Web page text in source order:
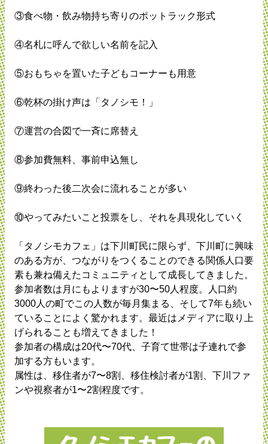
③食べ物・飲み物持ち寄りのポットラック形式
④名札に呼んで欲しい名前を記入
⑤おもちゃを置いた子どもコーナーも用意
⑥乾杯の掛け声は「タノシモ！」
⑦運営の合図で一斉に席替え
⑧参加費無料、事前申込無し
⑨終わった後二次会に流れることが多い
⑩やってみたいこと投票をし、それを具現化していく
「タノシモカフェ」は下川町民に限らず、下川町に興味
のある方が、つながりをつくることのできる関係人口要
素も兼ね備えたコミュニティとして成長してきました。
参加者数は月にもよりますが30〜50人程度。人口約
3000人の町でこの人数が毎月集まる、そして7年も続い
ていることによく驚かれます。最近はメディアに取り上
げられることも増えてきました！
参加者の構成は20代〜70代、子育て世帯は子連れで参
加する方もいます。
属性は、移住者が7〜8割、移住検討者が1割、下川ファ
ンや視察者が1〜2割程度です。